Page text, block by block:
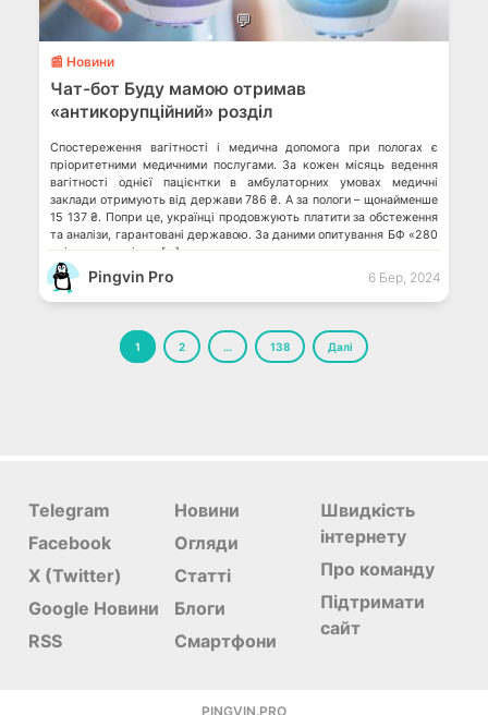
💬
📰 Новини
Чат-бот Буду мамою отримав
«антикорупційний» розділ
Спостереження вагітності і медична допомога при пологах є
пріоритетними медичними послугами. За кожен місяць ведення
вагітності однієї пацієнтки в амбулаторних умовах медичні
заклади отримують від держави 786 ₴. А за пологи – щонайменше
15 137 ₴. Попри це, українці продовжують платити за обстеження
та аналізи, гарантовані державою. За даними опитування БФ «280
днів» серед жінок, […]
Pingvin Pro 6 Бер, 2024
Пагінація
записів
1 2 … 138 Далі
Telegram
Facebook
X (Twitter)
Google Новини
RSS
Новини
Огляди
Статті
Блоги
Смартфони
Швидкість
інтернету
Про команду
Підтримати
сайт
PINGVIN.PRO